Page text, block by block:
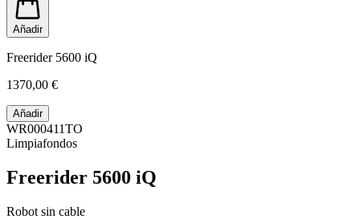
Añadir
Freerider 5600 iQ
1370,00 €
Añadir
WR000411TO
Limpiafondos
Freerider 5600 iQ
Robot sin cable